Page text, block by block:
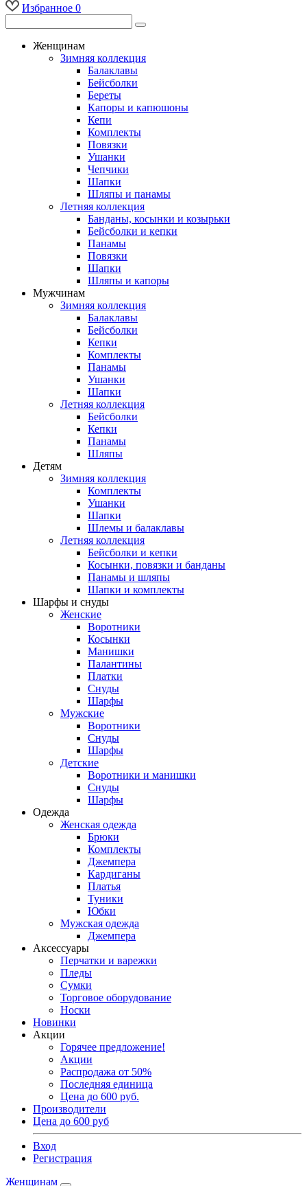
Избранное 0
Женщинам
Зимняя коллекция
Балаклавы
Бейсболки
Береты
Капоры и капюшоны
Кепи
Комплекты
Повязки
Ушанки
Чепчики
Шапки
Шляпы и панамы
Летняя коллекция
Банданы, косынки и козырьки
Бейсболки и кепки
Панамы
Повязки
Шапки
Шляпы и капоры
Мужчинам
Зимняя коллекция
Балаклавы
Бейсболки
Кепки
Комплекты
Панамы
Ушанки
Шапки
Летняя коллекция
Бейсболки
Кепки
Панамы
Шляпы
Детям
Зимняя коллекция
Комплекты
Ушанки
Шапки
Шлемы и балаклавы
Летняя коллекция
Бейсболки и кепки
Косынки, повязки и банданы
Панамы и шляпы
Шапки и комплекты
Шарфы и снуды
Женские
Воротники
Косынки
Манишки
Палантины
Платки
Снуды
Шарфы
Мужские
Воротники
Снуды
Шарфы
Детские
Воротники и манишки
Снуды
Шарфы
Одежда
Женская одежда
Брюки
Комплекты
Джемпера
Кардиганы
Платья
Туники
Юбки
Мужская одежда
Джемпера
Аксессуары
Перчатки и варежки
Пледы
Сумки
Торговое оборудование
Носки
Новинки
Акции
Горячее предложение!
Акции
Распродажа от 50%
Последняя единица
Цена до 600 руб.
Производители
Цена до 600 руб
Вход
Регистрация
Женщинам